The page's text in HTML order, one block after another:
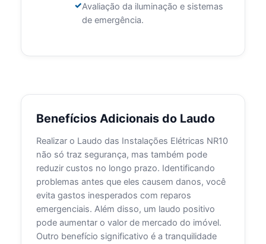
Avaliação da iluminação e sistemas
de emergência.
Benefícios Adicionais do Laudo
Realizar o Laudo das Instalações Elétricas NR10
não só traz segurança, mas também pode
reduzir custos no longo prazo. Identificando
problemas antes que eles causem danos, você
evita gastos inesperados com reparos
emergenciais. Além disso, um laudo positivo
pode aumentar o valor de mercado do imóvel.
Outro benefício significativo é a tranquilidade